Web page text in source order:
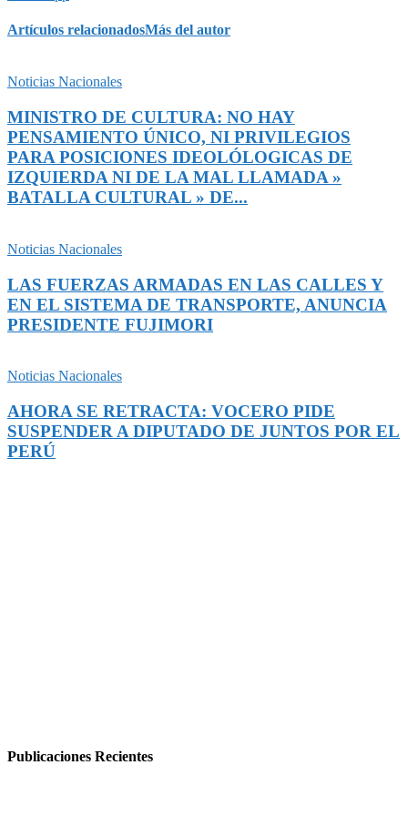
Artículos relacionadosMás del autor
Noticias Nacionales
MINISTRO DE CULTURA: NO HAY
PENSAMIENTO ÚNICO, NI PRIVILEGIOS
PARA POSICIONES IDEOLÓLOGICAS DE
IZQUIERDA NI DE LA MAL LLAMADA »
BATALLA CULTURAL » DE...
Noticias Nacionales
LAS FUERZAS ARMADAS EN LAS CALLES Y
EN EL SISTEMA DE TRANSPORTE, ANUNCIA
PRESIDENTE FUJIMORI
Noticias Nacionales
AHORA SE RETRACTA: VOCERO PIDE
SUSPENDER A DIPUTADO DE JUNTOS POR EL
PERÚ
Publicaciones Recientes